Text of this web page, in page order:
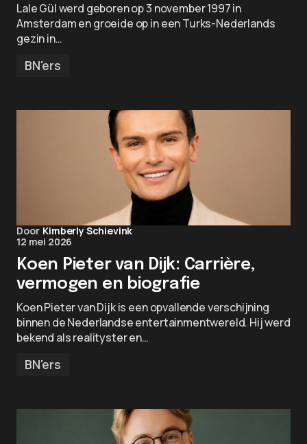
Lale Gül werd geboren op 3 november 1997 in
Amsterdam en groeide op in een Turks-Nederlands
gezin in…
BN'ers
Door Kimberly Schievink
12 mei 2026
Koen Pieter van Dijk: Carrière,
vermogen en biografie
Koen Pieter van Dijk is een opvallende verschijning
binnen de Nederlandse entertainmentwereld. Hij werd
bekend als realityster en…
BN'ers